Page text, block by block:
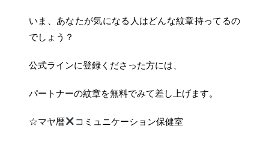
いま、あなたが気になる人はどんな紋章持ってるの
でしょう？
公式ラインに登録くださった方には、
パートナーの紋章を無料でみて差し上げます。
☆マヤ暦 コミュニケーション保健室